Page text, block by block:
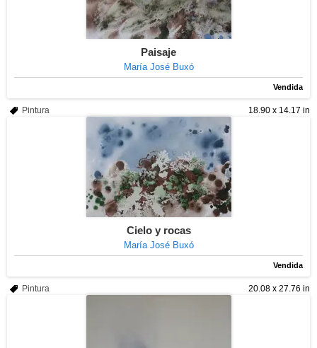
Paisaje
María José Buxó
Vendida
18.90 x 14.17 in
Pintura
Cielo y rocas
María José Buxó
Vendida
20.08 x 27.76 in
Pintura